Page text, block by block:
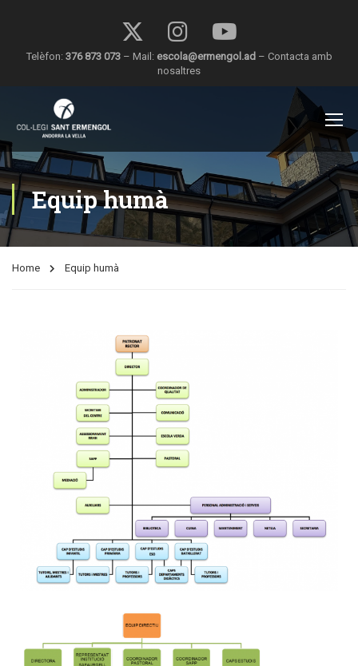
Telèfon: 376 873 073– Mail: escola@ermengol.ad– Contacta amb
nosaltres
Equip humà
Home Equip humà